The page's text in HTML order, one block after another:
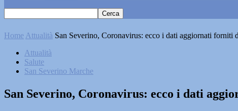
Home Attualità San Severino, Coronavirus: ecco i dati aggiornati forniti
Attualità
Salute
San Severino Marche
San Severino, Coronavirus: ecco i dati